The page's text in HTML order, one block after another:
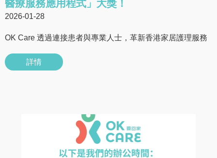
醫療服務應用程式」大獎！
2026-01-28
OK Care 透過連接患者與專業人士，革新香港家居護理服務
詳情